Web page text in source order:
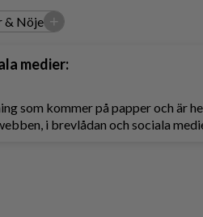
& Nöje +
medier:
som kommer på papper och är
i brevlådan och sociala